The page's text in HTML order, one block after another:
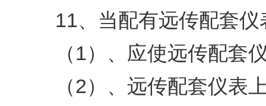
11、当配有远传配套
（1）、应使远传配套
（2）、远传配套仪表